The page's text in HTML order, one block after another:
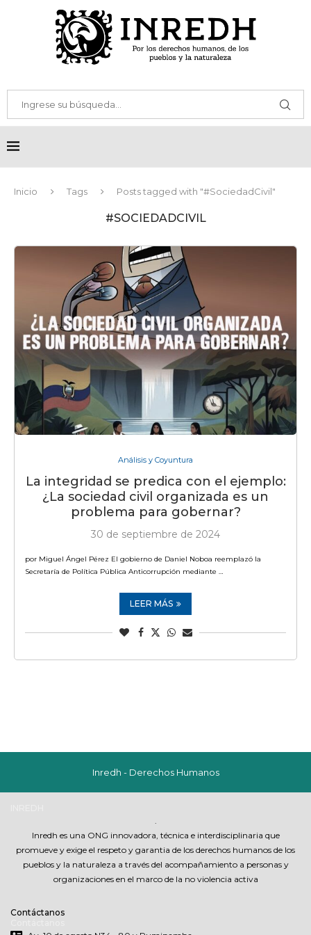
Inicio Tags Posts tagged with "#SociedadCivil"
#SOCIEDADCIVIL
Análisis y Coyuntura
La integridad se predica con el ejemplo:
¿La sociedad civil organizada es un
problema para gobernar?
30 de septiembre de 2024
por Miguel Ángel Pérez El gobierno de Daniel Noboa reemplazó la
Secretaría de Política Pública Anticorrupción mediante …
LEER MÁS
Inredh - Derechos Humanos
Inredh es una ONG innovadora, técnica e interdisciplinaria que
promueve y exige el respeto y garantia de los derechos humanos de los
pueblos y la naturaleza a través del acompañamiento a personas y
organizaciones en el marco de la no violencia activa
Contáctanos